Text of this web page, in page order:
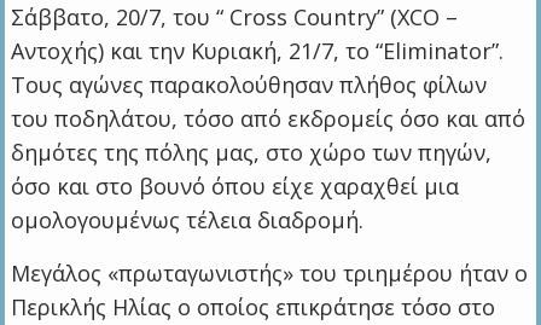
Σάββατο, 20/7, του “ Cross Country” (XCO –
Αντοχής) και την Κυριακή, 21/7, το “Eliminator”.
Τους αγώνες παρακολούθησαν πλήθος φίλων
του ποδηλάτου, τόσο από εκδρομείς όσο και από
δημότες της πόλης μας, στο χώρο των πηγών,
όσο και στο βουνό όπου είχε χαραχθεί μια
ομολογουμένως τέλεια διαδρομή.
Μεγάλος «πρωταγωνιστής» του τριημέρου ήταν ο
Περικλής Ηλίας ο οποίος επικράτησε τόσο στο